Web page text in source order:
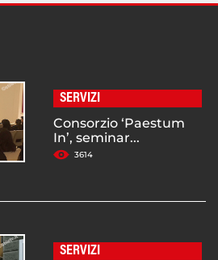
SERVIZI
Consorzio ‘Paestum
In’, seminar...
3614
SERVIZI